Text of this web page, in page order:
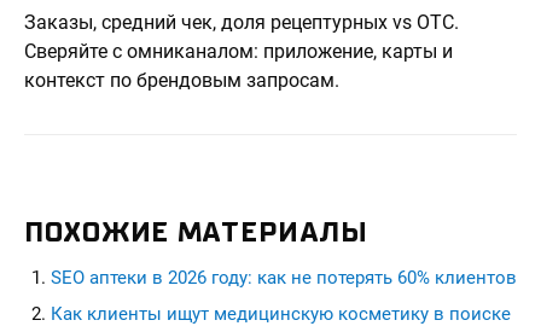
Заказы, средний чек, доля рецептурных vs OTC.
Сверяйте с омниканалом: приложение, карты и
контекст по брендовым запросам.
ПОХОЖИЕ МАТЕРИАЛЫ
SEO аптеки в 2026 году: как не потерять 60% клиентов
Как клиенты ищут медицинскую косметику в поиске